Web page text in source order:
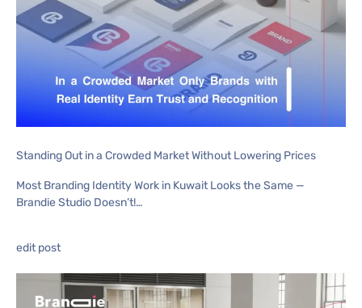
Standing Out in a Crowded Market Without Lowering Prices
Most Branding Identity Work in Kuwait Looks the Same —
Brandie Studio Doesn’t!…
edit post